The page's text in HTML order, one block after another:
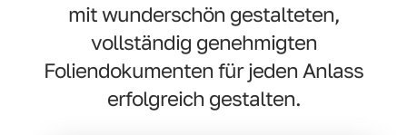
mit wunderschön gestalteten,
vollständig genehmigten
Foliendokumenten für jeden Anlass
erfolgreich gestalten.